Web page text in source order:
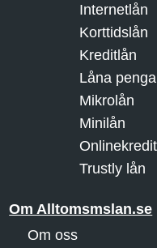
Internetlån
Korttidslån
Kreditlån
Låna
Mikrolån
Minilån
Onlinekredit
Trustly lån
Om Alltomsmslan.se
Om oss